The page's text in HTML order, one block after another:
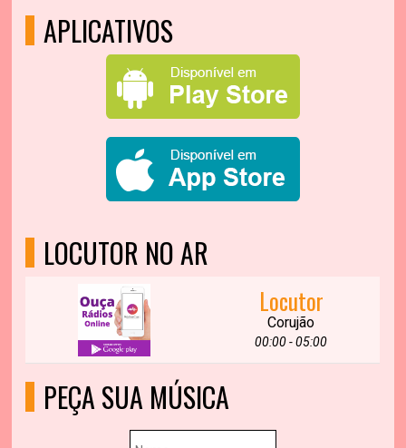
APLICATIVOS
LOCUTOR NO AR
Locutor
Corujão
00:00 - 05:00
PEÇA SUA MÚSICA